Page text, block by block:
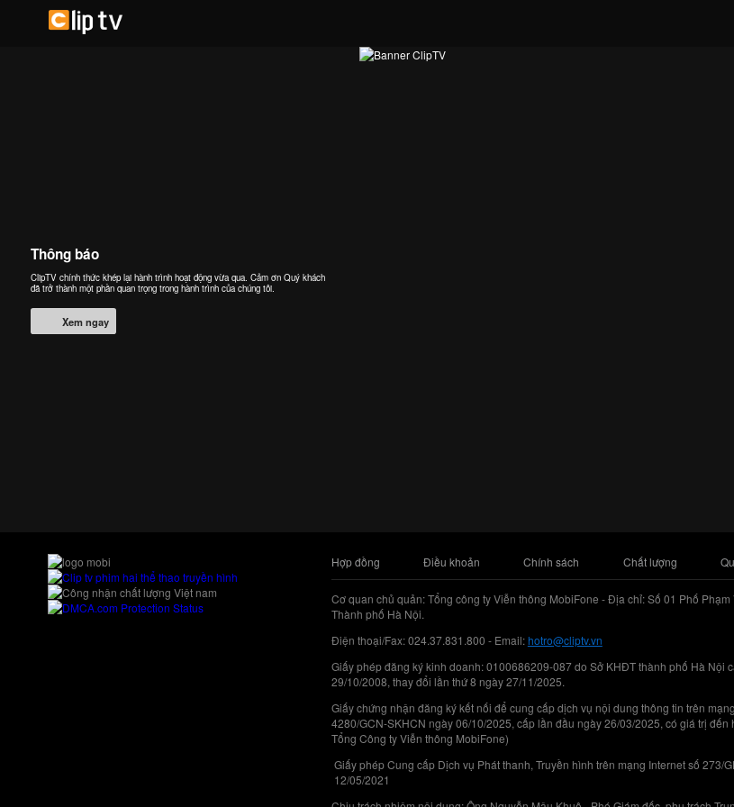
Thông báo
ClipTV chính thức khép lại hành trình hoạt động vừa qua. Cảm ơn Quý khách
đã trở thành một phần quan trọng trong hành trình của chúng tôi.
Xem ngay
Hợp đồng Điều khoản Chính sách Chất lượng
Cơ quan chủ quản: Tổng công ty Viễn thông MobiFone - Địa chỉ: Số 01 Phố
Thành phố Hà Nội.
Điện thoại/Fax: 024.37.831.800 - Email:hotro@cliptv.vn
Giấy phép đăng ký kinh doanh: 0100686209-087 do Sở KHĐT thành phố Hà Nội
29/10/2008, thay đổi lần thứ 8 ngày 27/11/2025.
Giấy chứng nhận đăng ký kết nối để cung cấp dịch vụ nội dung thông tin trên
4280/GCN-SKHCN ngày 06/10/2025, cấp lần đầu ngày 26/03/2025, có giá trị đến
Tổng Công ty Viễn thông MobiFone)
Giấy phép Cung cấp Dịch vụ Phát thanh, Truyền hình trên mạng Internet số 273/
12/05/2021